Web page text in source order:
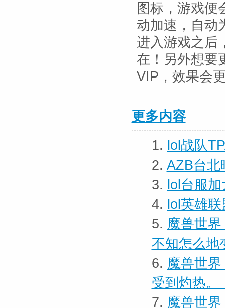
图标，游戏便
动加速，自动
进入游戏之后
在！另外想要
VIP，效果会
更多内容
1. lol战队
2. AZB台北
3. lol台服
4. lol英雄
5. 魔兽世
不知怎么地
6. 魔兽世
受到灼热。
7. 魔兽世